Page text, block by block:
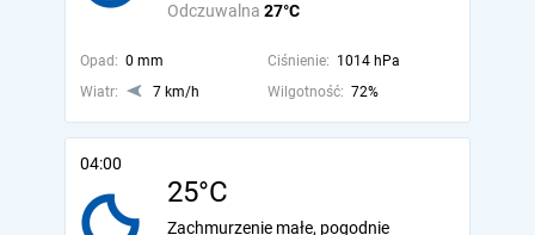
Odczuwalna 27°C
Opad: 0 mm Ciśnienie: 1014 hPa
Wiatr:
7 km/h Wilgotność: 72%
04:00
25°C
Zachmurzenie małe, pogodnie